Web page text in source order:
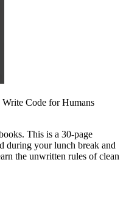
Code for Humans
This is a 30-page
during your lunch break and
the unwritten rules of clean